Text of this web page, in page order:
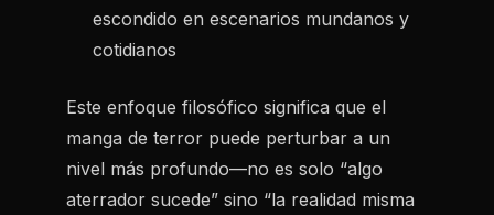
escondido en escenarios mundanos y
cotidianos
Este enfoque filosófico significa que el
manga de terror puede perturbar a un
nivel más profundo—no es solo “algo
aterrador sucede” sino “la realidad misma